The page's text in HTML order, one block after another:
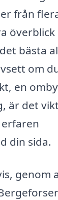
från
överblick
bästa
om
en
är det
din sida.
genom